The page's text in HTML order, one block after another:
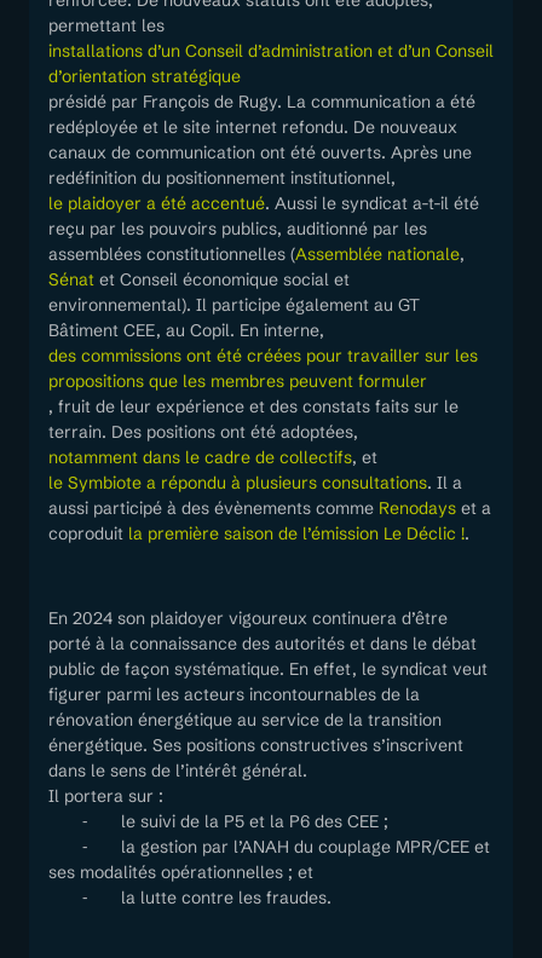
permettant les
installations d’un Conseil d’administration et d’un Conseil
d’orientation stratégique
présidé par François de Rugy. La communication a été
redéployée et le site internet refondu. De nouveaux
canaux de communication ont été ouverts. Après une
redéfinition du positionnement institutionnel,
le plaidoyer a été accentué. Aussi le syndicat a-t-il été
reçu par les pouvoirs publics, auditionné par les
assemblées constitutionnelles (Assemblée nationale,
Sénat et Conseil économique social et
environnemental). Il participe également au GT
Bâtiment CEE, au Copil. En interne,
des commissions ont été créées pour travailler sur les
propositions que les membres peuvent formuler
, fruit de leur expérience et des constats faits sur le
terrain. Des positions ont été adoptées,
notamment dans le cadre de collectifs, et
le Symbiote a répondu à plusieurs consultations. Il a
aussi participé à des évènements comme Renodays et a
coproduit la première saison de l’émission Le Déclic !.
En 2024 son plaidoyer vigoureux continuera d’être
porté à la connaissance des autorités et dans le débat
public de façon systématique. En effet, le syndicat veut
figurer parmi les acteurs incontournables de la
rénovation énergétique au service de la transition
énergétique. Ses positions constructives s’inscrivent
dans le sens de l’intérêt général.
Il portera sur :
⁃ le suivi de la P5 et la P6 des CEE ;
⁃ la gestion par l’ANAH du couplage MPR/CEE et
ses modalités opérationnelles ; et
⁃ la lutte contre les fraudes.